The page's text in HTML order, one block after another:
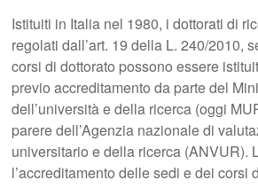
Istituiti in Italia nel 1980, i dottorati di
regolati dall’art. 19 della L. 240/2010,
corsi di dottorato possono essere
previo accreditamento da parte del
dell’università e della ricerca (oggi
parere dell’Agenzia nazionale di
universitario e della ricerca (ANVUR).
l’accreditamento delle sedi e dei corsi